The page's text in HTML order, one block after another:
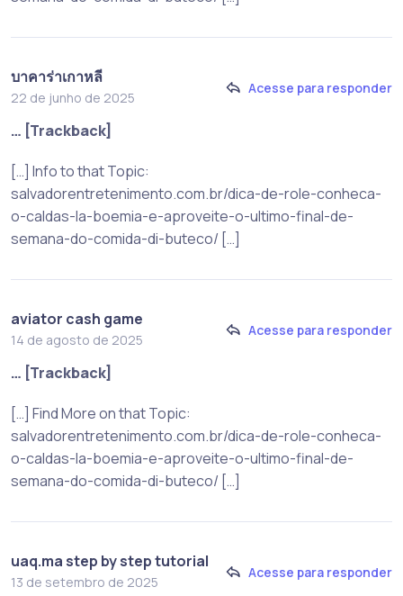
บาคาร่าเกาหลี
22 de junho de 2025
Acesse para responder
… [Trackback]
[…] Info to that Topic:
salvadorentretenimento.com.br/dica-de-role-conheca-
o-caldas-la-boemia-e-aproveite-o-ultimo-final-de-
semana-do-comida-di-buteco/ […]
aviator cash game
14 de agosto de 2025
Acesse para responder
… [Trackback]
[…] Find More on that Topic:
salvadorentretenimento.com.br/dica-de-role-conheca-
o-caldas-la-boemia-e-aproveite-o-ultimo-final-de-
semana-do-comida-di-buteco/ […]
uaq.ma step by step tutorial
13 de setembro de 2025
Acesse para responder